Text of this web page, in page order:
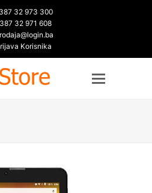
32 973 300
32 971 608
Korisnika